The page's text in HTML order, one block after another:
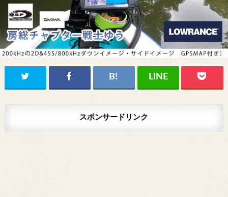
スポンサードリンク